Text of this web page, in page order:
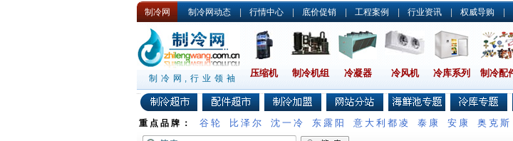
制冷网 制冷网动态 | 行情中心 | 底价促销 | 工程案例 | 行业资讯 | 权威导购 |
制冷网,行业领袖 压缩机 制冷机组 冷凝器 冷风机 冷库系列 制冷配
重点品牌： 谷轮 比泽尔 沈一冷 东露阳 意大利都凌 泰康 安康 奥克斯